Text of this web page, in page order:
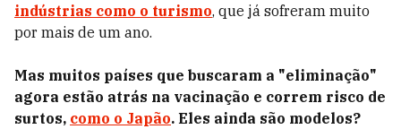
indústrias como o turismo, que já sofreram muito
por mais de um ano.
Mas muitos países que buscaram a "eliminação"
agora estão atrás na vacinação e correm risco de
surtos, como o Japão. Eles ainda são modelos?